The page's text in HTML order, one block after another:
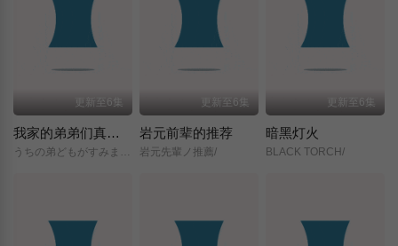
更新至6集
我家的弟弟们真是让您费心了
うちの弟どもがすみません/
更新至6集
岩元前辈的推荐
岩元先輩ノ推薦/
更新至6集
暗黑灯火
BLACK TORCH/